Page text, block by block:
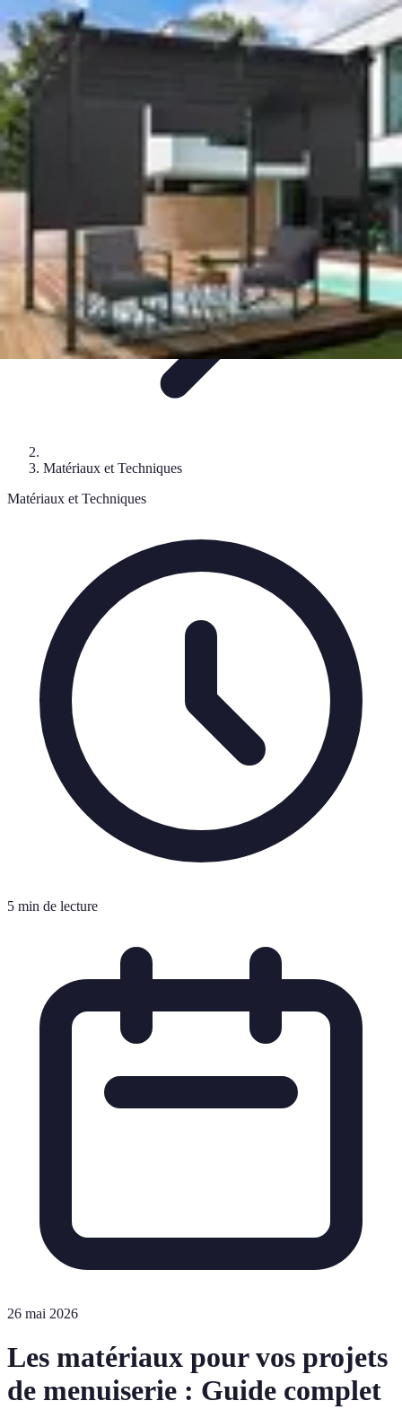
Services Menuisier
Choix du menuisierServices de menuiserie Choix du
Menusier
Matériaux et TechniquesConseils pratiques
Matériaux et Techniques
Matériaux et Techniques
5 min de lecture
26 mai 2026
Les matériaux pour vos projets
de menuiserie : Guide complet